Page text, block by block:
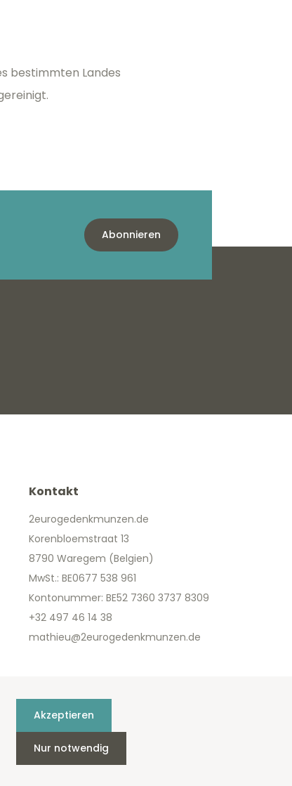
bestimmten Landes
Abonnieren
Kontakt
2eurogedenkmunzen.de
Korenbloemstraat 13
8790 Waregem (Belgien)
MwSt.: BE0677 538 961
Kontonummer: BE52 7360 3737 8309
+32 497 46 14 38
mathieu@2eurogedenkmunzen.de
Akzeptieren
Nur notwendig